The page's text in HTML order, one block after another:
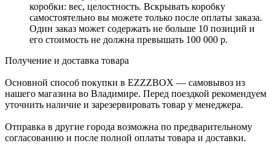
коробки: вес, целостность. Вскрывать коробку
самостоятельно вы можете только после оплаты заказа.
Один заказ может содержать не больше 10 позиций и
его стоимость не должна превышать 100 000 р.
Получение и доставка товара
Основной способ покупки в EZZZBOX — самовывоз из
нашего магазина во Владимире. Перед поездкой рекомендуем
уточнить наличие и зарезервировать товар у менеджера.
Отправка в другие города возможна по предварительному
согласованию и после полной оплаты товара и доставки.